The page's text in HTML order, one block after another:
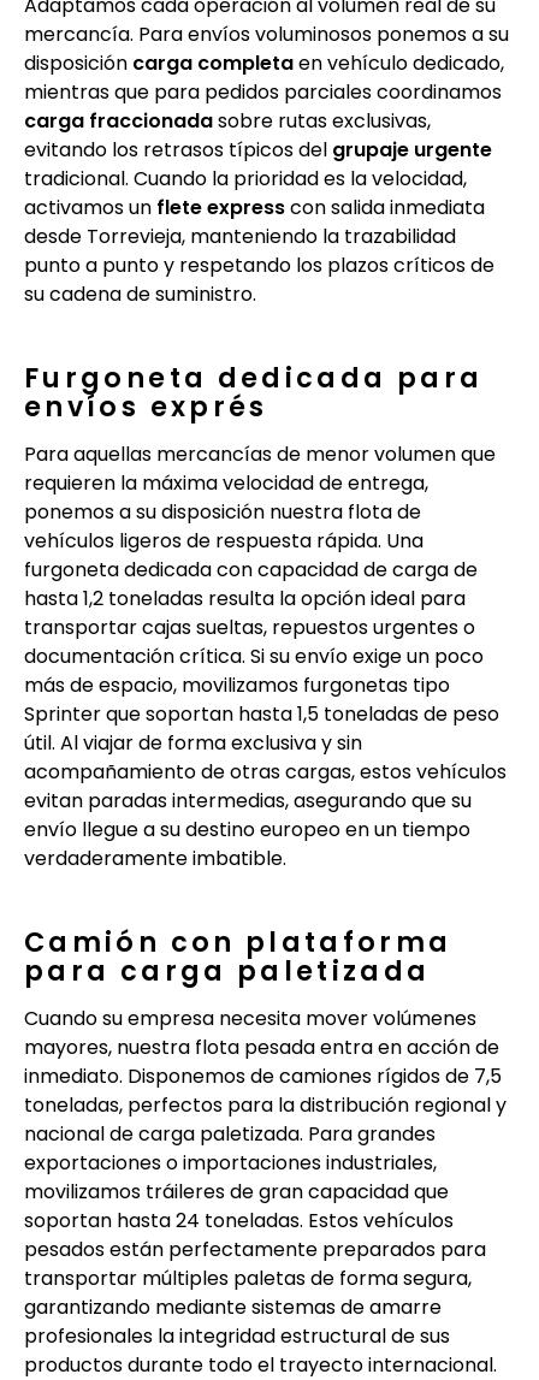
Adaptamos cada operación al volumen real de su
mercancía. Para envíos voluminosos ponemos a su
disposición carga completaen vehículo dedicado,
mientras que para pedidos parciales coordinamos
carga fraccionadasobre rutas exclusivas,
evitando los retrasos típicos del grupaje urgente
tradicional. Cuando la prioridad es la velocidad,
activamos un flete expresscon salida inmediata
desde Torrevieja, manteniendo la trazabilidad
punto a punto y respetando los plazos críticos de
su cadena de suministro.
Furgoneta dedicada para
envíos exprés
Para aquellas mercancías de menor volumen que
requieren la máxima velocidad de entrega,
ponemos a su disposición nuestra flota de
vehículos ligeros de respuesta rápida. Una
furgoneta dedicada con capacidad de carga de
hasta 1,2 toneladas resulta la opción ideal para
transportar cajas sueltas, repuestos urgentes o
documentación crítica. Si su envío exige un poco
más de espacio, movilizamos furgonetas tipo
Sprinter que soportan hasta 1,5 toneladas de peso
útil. Al viajar de forma exclusiva y sin
acompañamiento de otras cargas, estos vehículos
evitan paradas intermedias, asegurando que su
envío llegue a su destino europeo en un tiempo
verdaderamente imbatible.
Camión con plataforma
para carga paletizada
Cuando su empresa necesita mover volúmenes
mayores, nuestra flota pesada entra en acción de
inmediato. Disponemos de camiones rígidos de 7,5
toneladas, perfectos para la distribución regional y
nacional de carga paletizada. Para grandes
exportaciones o importaciones industriales,
movilizamos tráileres de gran capacidad que
soportan hasta 24 toneladas. Estos vehículos
pesados están perfectamente preparados para
transportar múltiples paletas de forma segura,
garantizando mediante sistemas de amarre
profesionales la integridad estructural de sus
productos durante todo el trayecto internacional.